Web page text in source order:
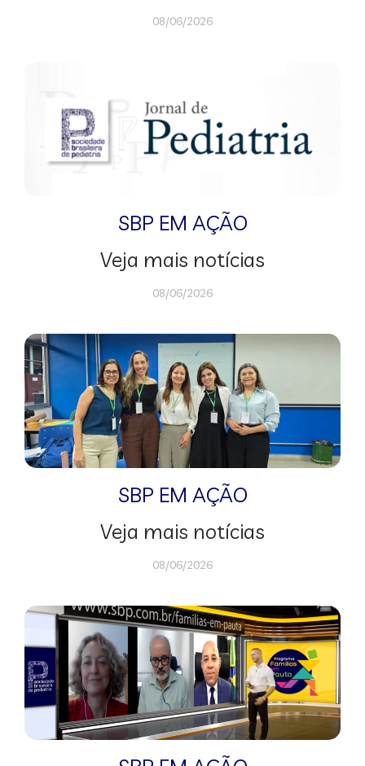
08/06/2026
SBP EM AÇÃO
Veja mais notícias
08/06/2026
SBP EM AÇÃO
Veja mais notícias
08/06/2026